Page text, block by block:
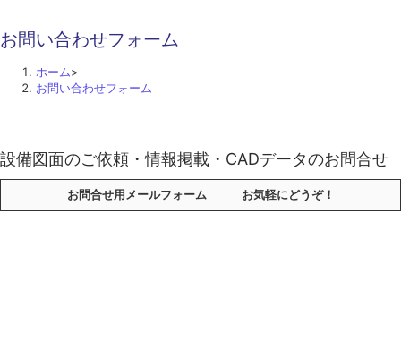
お問い合わせフォーム
ホーム>
お問い合わせフォーム
設備図面のご依頼・情報掲載・CADデータのお問合せ
お問合せ用メールフォーム お気軽にどうぞ！